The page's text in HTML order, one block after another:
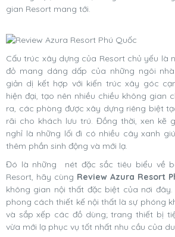
gian Resort mang tới.
Cấu trúc xây dựng của Resort chủ yếu là
đỏ mang dáng dấp của những ngôi
giản dị kết hợp với kiến trúc xây góc
hiện đại, tạo nên nhiều chiều không gian
ra, các phòng được xây dựng riêng biệt
rãi cho khách lưu trú. Đồng thời, xen kẽ
nghỉ là những lối đi có nhiều cây xanh
thêm phần sinh động và mới lạ.
Đó là những nét đặc sắc tiêu biểu về
Resort, hãy cùng Review Azura Resort
không gian nội thất đặc biệt của nơi
phong cách thiết kế nội thất là sự phóng
và sắp xếp các đồ dùng; trang thiết bị
vừa mới lạ phục vụ tốt nhất nhu cầu của du